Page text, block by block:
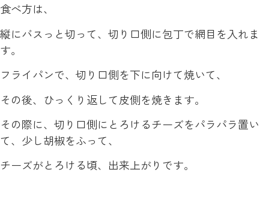
食べ方は、
縦にバスっと切って、切り口側に包丁で網目を入れま
す。
フライパンで、切り口側を下に向けて焼いて、
その後、ひっくり返して皮側を焼きます。
その際に、切り口側にとろけるチーズをパラパラ置い
て、少し胡椒をふって、
チーズがとろける頃、出来上がりです。